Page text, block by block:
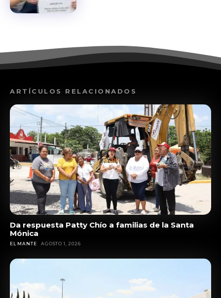
ARTÍCULOS RELACIONADOS
Da respuesta Patty Chío a familias de la Santa
Mónica
EL MANTE AGOSTO 1, 2026